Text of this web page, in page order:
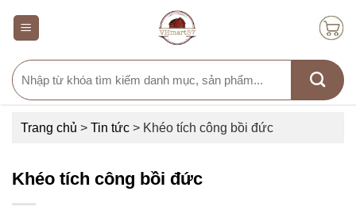
Search
for:
Trang chủ > Tin tức > Khéo tích công bồi đức
Khéo tích công bồi đức